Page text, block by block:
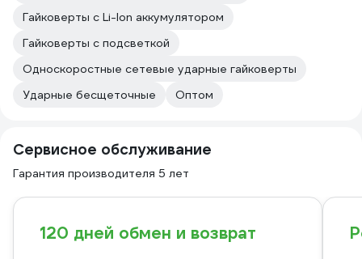
Гайковерты с Li-Ion аккумулятором
Гайковерты с подсветкой
Односкоростные сетевые ударные гайковерты
Ударные бесщеточные
Оптом
Сервисное обслуживание
Гарантия производителя 5 лет
120 дней обмен и возврат